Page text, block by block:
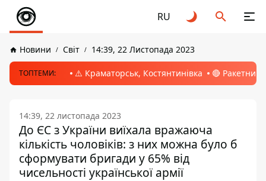
RU
Новини Світ 14:39, 22 Листопада 2023
ТОПТЕМИ: ⚠️ Краматорськ, Костянтинівка 🔴 Ракетний
14:39, 22 листопада 2023
До ЄС з України виїхала вражаюча
кількість чоловіків: з них можна було б
сформувати бригади у 65% від
чисельності української армії